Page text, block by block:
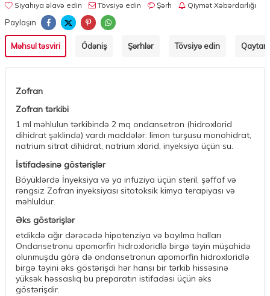
Siyahıya əlavə edin Tövsiyə edin Şərh Qiymət Xəbərdarlığı
Paylaşın
Məhsul təsviri Ödəniş Şərhlər Tövsiyə edin
Zofran
Zofran tərkibi
1 ml məhlulun tərkibində 2 mq ondansetron (hidroxlorid
dihidrat şəklində) vardı maddələr: limon turşusu monohidrat,
natrium sitrat dihidrat, natrium xlorid, inyeksiya üçün su.
İstifadəsinə göstərişlər
Böyüklərdə İnyeksiya və ya infuziya üçün steril, şəffaf və
rəngsiz Zofran inyeksiyası sitotoksik kimya terapiyası və
məhluldur.
Əks göstərişlər
etdikdə ağır dərəcədə hipotenziya və bayılma halları
Ondansetronu apomorfin hidroxloridlə birgə təyin müşahidə
olunmuşdu görə də ondansetronun apomorfin hidroxloridlə
birgə təyini əks göstərişdi hər hansı bir tərkib hissəsinə
yüksək həssaslıq bu preparatın istifadəsi üçün əks
göstərişdir.